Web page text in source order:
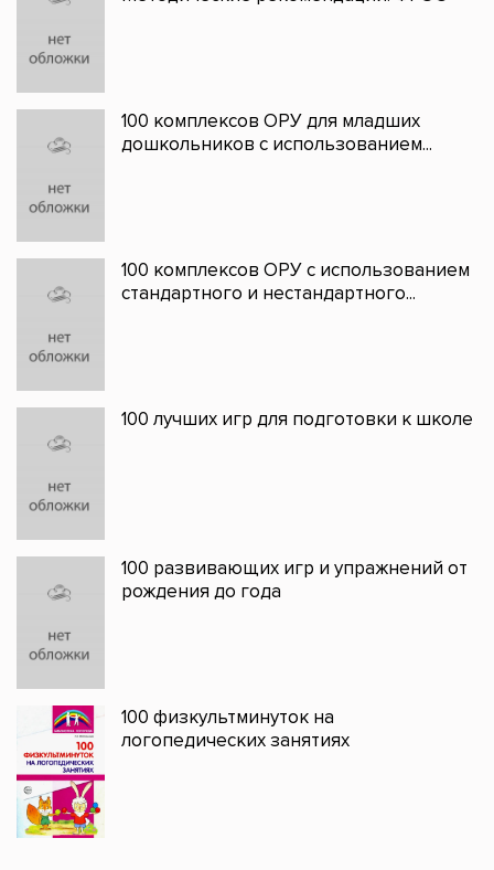
100 комплексов ОРУ для младших
дошкольников с использованием...
100 комплексов ОРУ с использованием
стандартного и нестандартного...
100 лучших игр для подготовки к школе
100 развивающих игр и упражнений от
рождения до года
100 физкультминуток на
логопедических занятиях